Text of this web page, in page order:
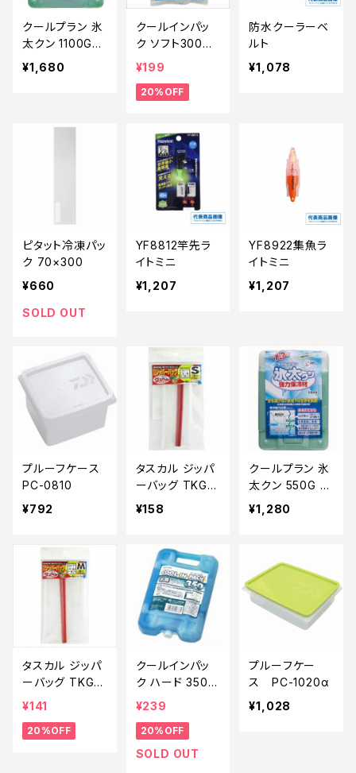
クールプラン 氷
太クン 1100Gハ
ード -13ｃ
¥1,680
クールインパッ
ク ソフト300
【特価装備】【2
¥199
20%OFF
防水クーラーベ
ルト
¥1,078
ピタット冷凍パッ
ク 70×300
¥660
SOLD OUT
YF8812竿先ラ
イトミニ
¥1,207
YF8922集魚ラ
イトミニ
¥1,207
プルーフケース
PC-0810
¥792
タスカル ジッパ
ーバッグ TKG01
S
¥158
クールプラン 氷
太クン 550G ハ
ード-13ｃ
¥1,280
タスカル ジッパ
ーバッグ TKG01
M【特価装備】【2
¥141
20%OFF
クールインパッ
ク ハード 350
【特価装備】【2
¥239
20%OFF
SOLD OUT
プルーフケー
ス PC-1020α
¥1,028